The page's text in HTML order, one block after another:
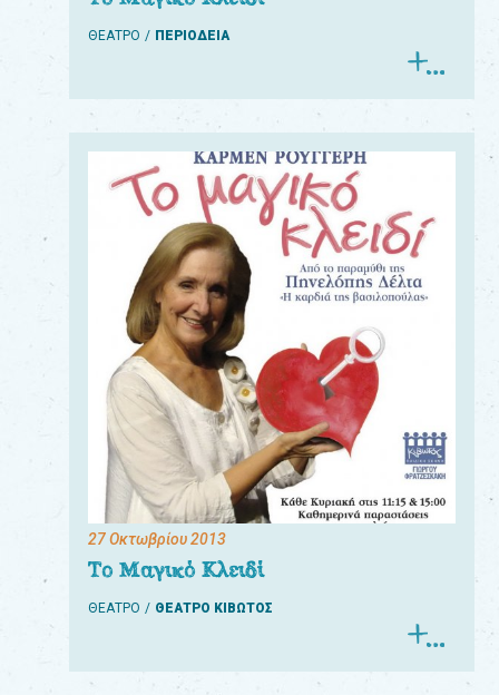
ΘΕΑΤΡΟ ΠΕΡΙΟΔΕΙΑ
27 Οκτωβρίου 2013
Το Μαγικό Κλειδί
ΘΕΑΤΡΟ ΘΕΑΤΡΟ ΚΙΒΩΤΟΣ